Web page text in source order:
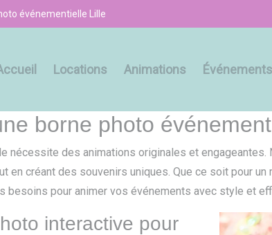
événementielle Lille
Locations Animations
borne photo
nécessite des animations originales et engageantes.
en créant des souvenirs uniques. Que ce soit pour
besoins pour animer vos événements avec style et
interactive pour